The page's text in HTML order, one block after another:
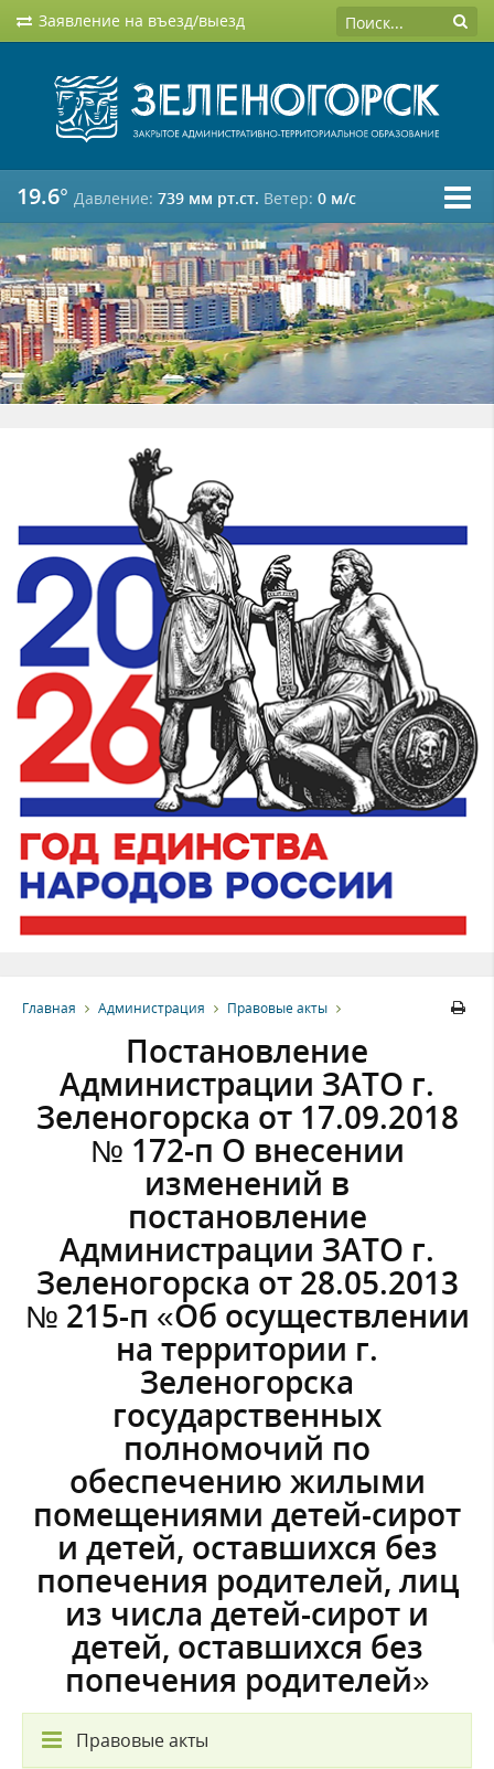
Заявление на въезд/выезд
19.6° Давление: 739 мм рт.ст. Ветер: 0 м/c
Главная Администрация Правовые акты
Постановление
Администрации ЗАТО г.
Зеленогорска от 17.09.2018
№ 172-п О внесении
изменений в
постановление
Администрации ЗАТО г.
Зеленогорска от 28.05.2013
№ 215-п «Об осуществлении
на территории г.
Зеленогорска
государственных
полномочий по
обеспечению жилыми
помещениями детей-сирот
и детей, оставшихся без
попечения родителей, лиц
из числа детей-сирот и
детей, оставшихся без
попечения родителей»
Правовые акты